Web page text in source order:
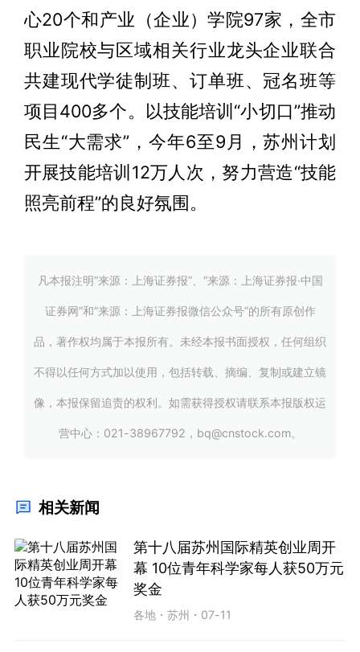
心20个和产业（企业）学院97家，全市
职业院校与区域相关行业龙头企业联合
共建现代学徒制班、订单班、冠名班等
项目400多个。以技能培训“小切口”推动
民生“大需求”，今年6至9月，苏州计划
开展技能培训12万人次，努力营造“技能
照亮前程”的良好氛围。
凡本报注明“来源：上海证券报”、“来源：上海证券报·中国
证券网”和“来源：上海证券报微信公众号”的所有原创作
品，著作权均属于本报所有。未经本报书面授权，任何组织
不得以任何方式加以使用，包括转载、摘编、复制或建立镜
像，本报保留追责的权利。如需获得授权请联系本报版权运
营中心：021-38967792，bq@cnstock.com。
相关新闻
第十八届苏州国际精英创业周开
幕 10位青年科学家每人获50万元
奖金
各地 ・苏州 ・ 07-11